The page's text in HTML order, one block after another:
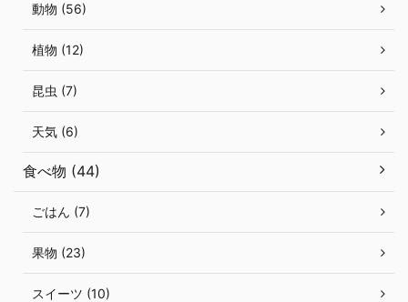
動物 (56)
植物 (12)
昆虫 (7)
天気 (6)
食べ物 (44)
ごはん (7)
果物 (23)
スイーツ (10)